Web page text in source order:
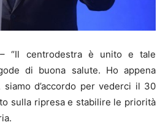
– “Il centrodestra è unito e tale
di buona salute. Ho appena
siamo d’accordo per vederci il 30
sulla ripresa e stabilire le priorità